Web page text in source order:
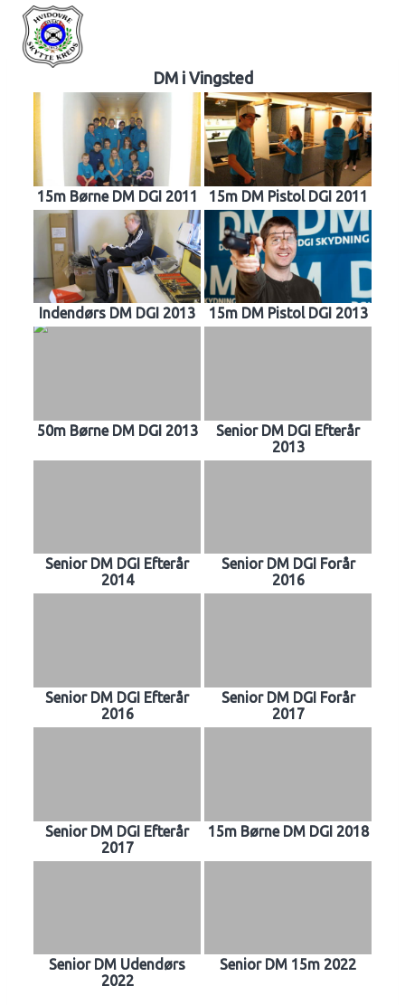
Fortsæt
indhold
DM i Vingsted
15m Børne DM DGI 2011 15m DM Pistol DGI 2011
Indendørs DM DGI 2013 15m DM Pistol DGI 2013
50m Børne DM DGI 2013
Senior DM DGI Efterår
2013
Senior DM DGI Efterår
2014
Senior DM DGI Forår
2016
Senior DM DGI Efterår
2016
Senior DM DGI Forår
2017
Senior DM DGI Efterår
2017
15m Børne DM DGI 2018
Senior DM Udendørs
2022
Senior DM 15m 2022